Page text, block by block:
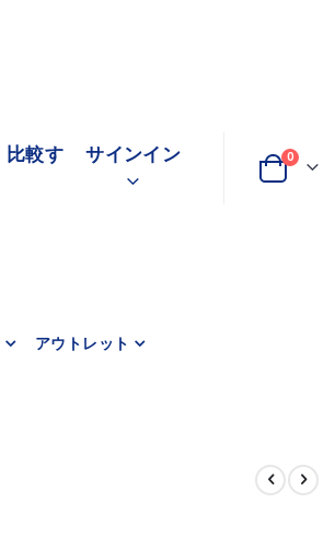
比較す
サインイン
変
カート
0商品
アウトレット